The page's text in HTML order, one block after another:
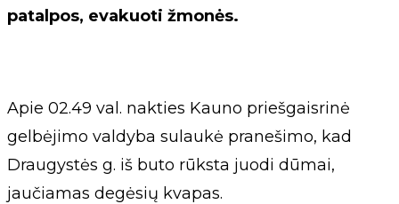
patalpos, evakuoti žmonės.
Apie 02.49 val. nakties Kauno priešgaisrinė
gelbėjimo valdyba sulaukė pranešimo, kad
Draugystės g. iš buto rūksta juodi dūmai,
jaučiamas degėsių kvapas.